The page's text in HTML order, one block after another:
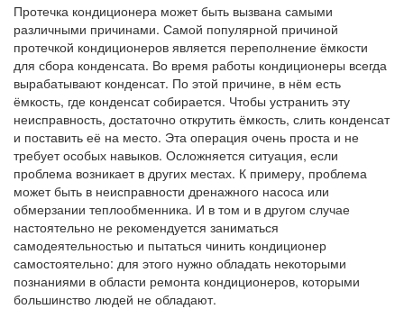
Протечка кондиционера может быть вызвана самыми
различными причинами. Самой популярной причиной
протечкой кондиционеров является переполнение ёмкости
для сбора конденсата. Во время работы кондиционеры всегда
вырабатывают конденсат. По этой причине, в нём есть
ёмкость, где конденсат собирается. Чтобы устранить эту
неисправность, достаточно открутить ёмкость, слить конденсат
и поставить её на место. Эта операция очень проста и не
требует особых навыков. Осложняется ситуация, если
проблема возникает в других местах. К примеру, проблема
может быть в неисправности дренажного насоса или
обмерзании теплообменника. И в том и в другом случае
настоятельно не рекомендуется заниматься
самодеятельностью и пытаться чинить кондиционер
самостоятельно: для этого нужно обладать некоторыми
познаниями в области ремонта кондиционеров, которыми
большинство людей не обладают.